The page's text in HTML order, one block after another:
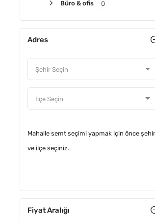
Büro & ofis 0
Adres
Mahalle semt seçimi yapmak için önce şehir
ve ilçe seçiniz.
Fiyat Aralığı